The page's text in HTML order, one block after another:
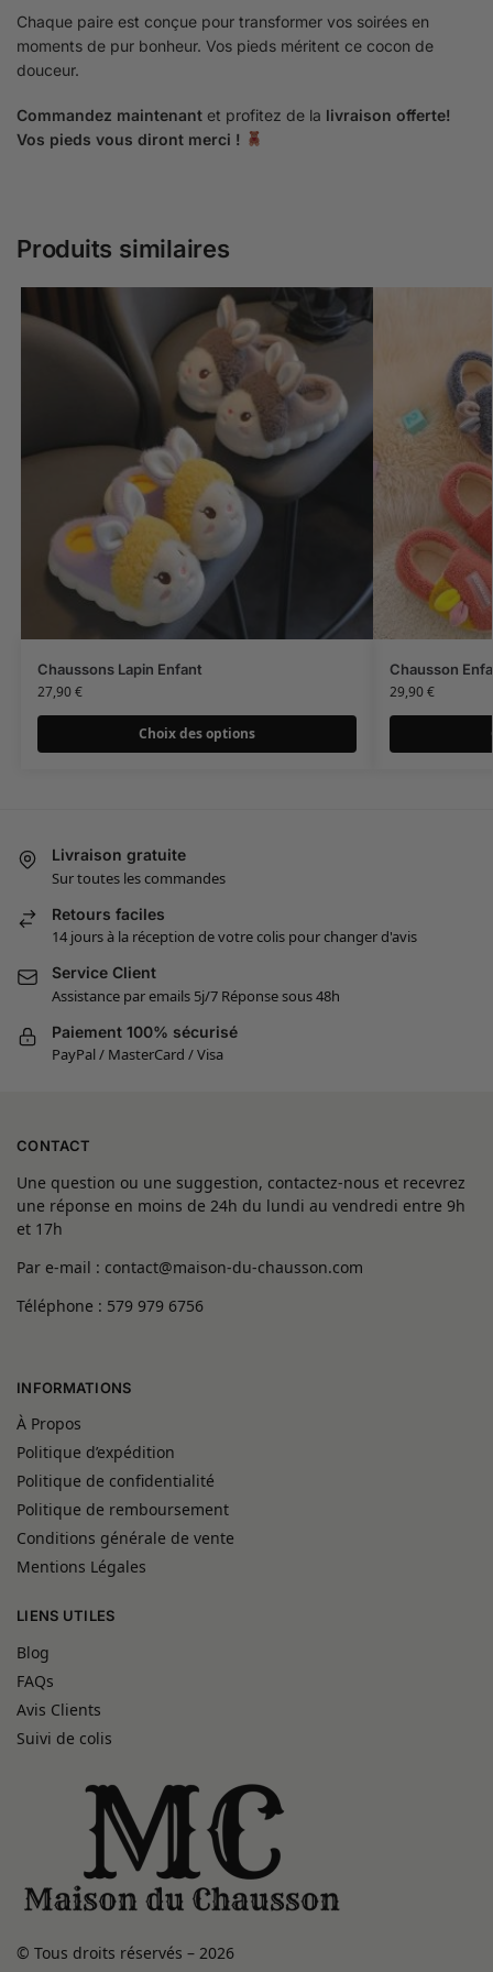
Chaque paire est conçue pour transformer vos soirées en
moments de pur bonheur. Vos pieds méritent ce cocon de
douceur.
Commandez maintenant et profitez de la livraison offerte!
Vos pieds vous diront merci !
Produits similaires
Chaussons Lapin Enfant
27,90€
Choix des options
Chausson
29,90€
Livraison gratuite
Sur toutes les commandes
Retours faciles
14 jours à la réception de votre colis pour changer d'avis
Service Client
Assistance par emails 5j/7 Réponse sous 48h
Paiement 100% sécurisé
PayPal / MasterCard / Visa
CONTACT
Une question ou une suggestion, contactez-nous et recevrez
une réponse en moins de 24h du lundi au vendredi entre 9h
et 17h
Par e-mail : contact@maison-du-chausson.com
Téléphone : 579 979 6756
INFORMATIONS
À Propos
Politique d’expédition
Politique de confidentialité
Politique de remboursement
Conditions générale de vente
Mentions Légales
LIENS UTILES
Blog
FAQs
Avis Clients
Suivi de colis
© Tous droits réservés – 2026